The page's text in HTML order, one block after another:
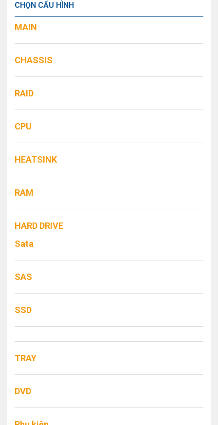
CHỌN CẤU HÌNH
MAIN
CHASSIS
RAID
CPU
HEATSINK
RAM
HARD DRIVE
Sata
SAS
SSD
TRAY
DVD